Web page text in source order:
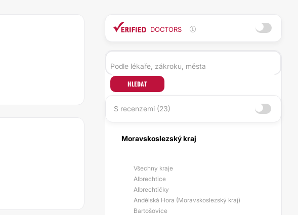
DOCTORS
HLEDAT
S recenzemi (23)
Moravskoslezský kraj
Všechny kraje
Albrechtice
Albrechtičky
Andělská Hora (Moravskoslezský kraj)
Bartošovice